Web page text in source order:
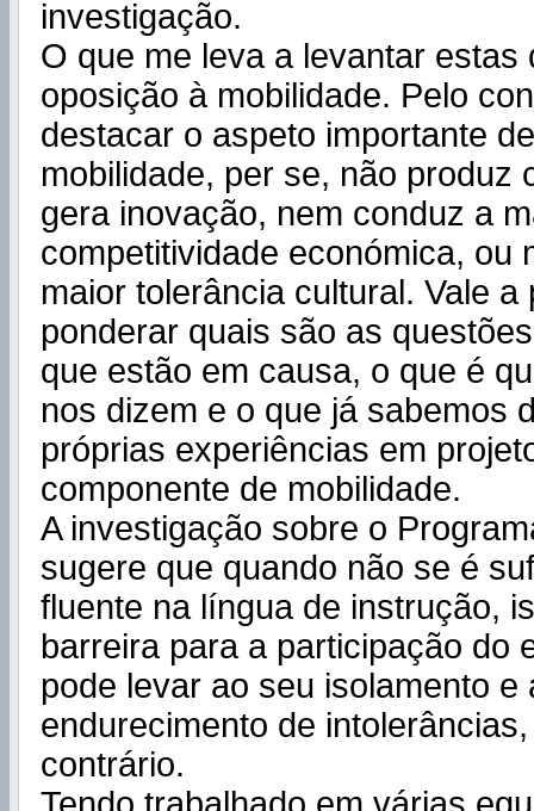
investigação.
O que me leva a levantar estas
oposição à mobilidade. Pelo
destacar o aspeto importante
mobilidade, per se, não produz
gera inovação, nem conduz a
competitividade económica, ou
maior tolerância cultural. Vale a
ponderar quais são as
que estão em causa, o que é
nos dizem e o que já sabemos
próprias experiências em
componente de mobilidade.
A investigação sobre o
sugere que quando não se é
fluente na língua de instrução,
barreira para a participação do
pode levar ao seu isolamento e
endurecimento de
contrário.